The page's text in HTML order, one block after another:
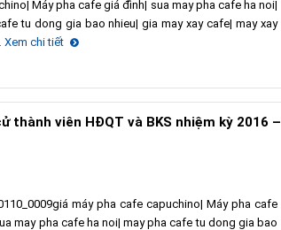
Máy pha cafe giá đình| sua may pha cafe ha noi|
tu dong gia bao nhieu| gia may xay cafe| may xay
Xem chi tiết
thành viên HĐQT và BKS nhiệm kỳ 2016 –
máy pha cafe capuchino| Máy pha cafe
may pha cafe ha noi| may pha cafe tu dong gia bao